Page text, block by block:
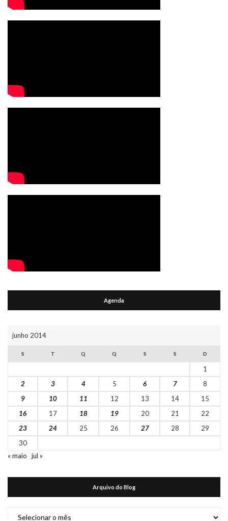
Agenda
junho 2014
S T Q Q S S D
1
2
3 4 5 6 7
8
9
10 11 12 13 14
15
16
17 18 19 20 21
22
23
24 25 26 27 28
29
30
« maio
jul »
Arquivo do Blog